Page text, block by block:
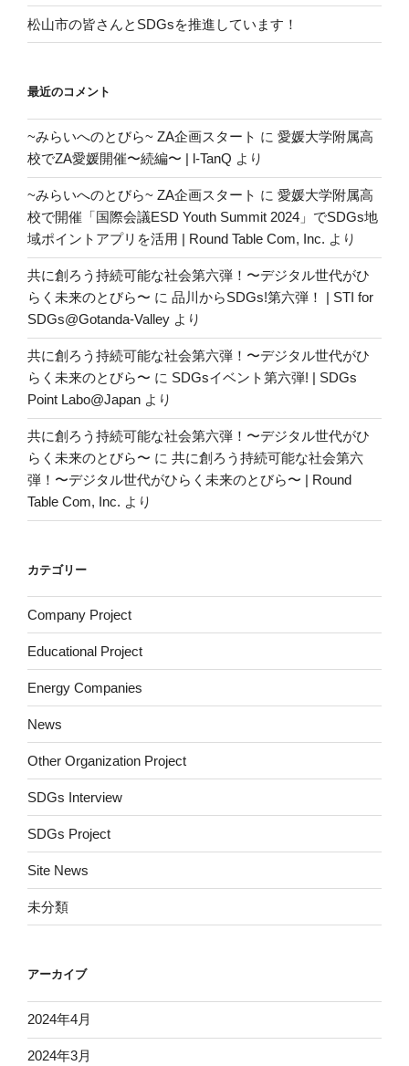
松山市の皆さんとSDGsを推進しています！
最近のコメント
~みらいへのとびら~ ZA企画スタート に 愛媛大学附属高
校でZA愛媛開催〜続編〜 | l-TanQ より
~みらいへのとびら~ ZA企画スタート に 愛媛大学附属高
校で開催「国際会議ESD Youth Summit 2024」でSDGs地
域ポイントアプリを活用 | Round Table Com, Inc. より
共に創ろう持続可能な社会第六弾！〜デジタル世代がひ
らく未来のとびら〜 に 品川からSDGs!第六弾！ | STI for
SDGs@Gotanda-Valley より
共に創ろう持続可能な社会第六弾！〜デジタル世代がひ
らく未来のとびら〜 に SDGsイベント第六弾! | SDGs
Point Labo@Japan より
共に創ろう持続可能な社会第六弾！〜デジタル世代がひ
らく未来のとびら〜 に 共に創ろう持続可能な社会第六
弾！〜デジタル世代がひらく未来のとびら〜 | Round
Table Com, Inc. より
カテゴリー
Company Project
Educational Project
Energy Companies
News
Other Organization Project
SDGs Interview
SDGs Project
Site News
未分類
アーカイブ
2024年4月
2024年3月